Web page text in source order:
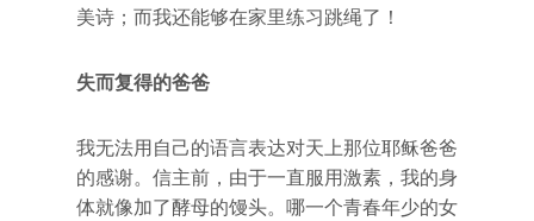
美诗；而我还能够在家里练习跳绳了！
失而复得的爸爸
我无法用自己的语言表达对天上那位耶稣爸爸
的感谢。信主前，由于一直服用激素，我的身
体就像加了酵母的馒头。哪一个青春年少的女